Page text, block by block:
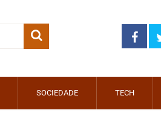
SOCIEDADE TECH